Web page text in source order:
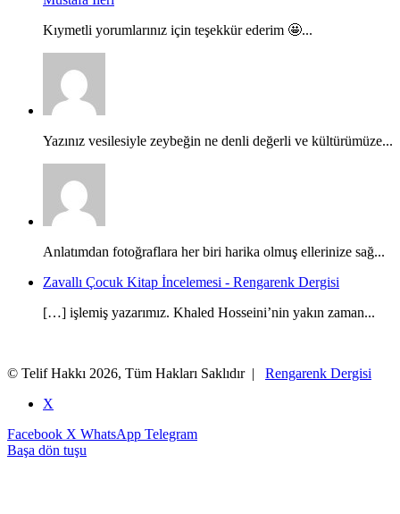
Kıymetli yorumlarınız için teşekkür ederim 🤩...
Yazınız vesilesiyle zeybeğin ne denli değerli ve kültürümüze...
Anlatımdan fotoğraflara her biri harika olmuş ellerinize sağ...
Zavallı Çocuk Kitap İncelemesi - Rengarenk Dergisi
[…] işlemiş yazarımız. Khaled Hosseini’nin yakın zaman...
© Telif Hakkı 2026, Tüm Hakları Saklıdır | Rengarenk Dergisi
X
Facebook X WhatsApp Telegram
Başa dön tuşu